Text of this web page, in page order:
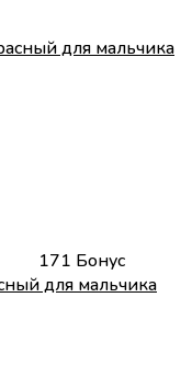
171 Бонус
для мальчика